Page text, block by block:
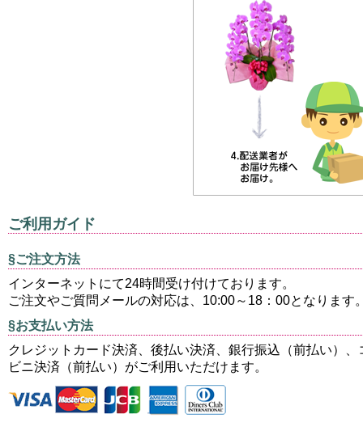
ご利用ガイド
§ご注文方法
インターネットにて24時間受け付けております。
ご注文やご質問メールの対応は、10:00～18：00となります
§お支払い方法
クレジットカード決済、後払い決済、銀行振込（前払い）、
ビニ決済（前払い）がご利用いただけます。